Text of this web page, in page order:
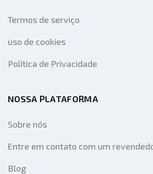
Termos de serviço
uso de cookies
Política de Privacidade
NOSSA PLATAFORMA
Sobre nós
Entre em contato com um
Blog